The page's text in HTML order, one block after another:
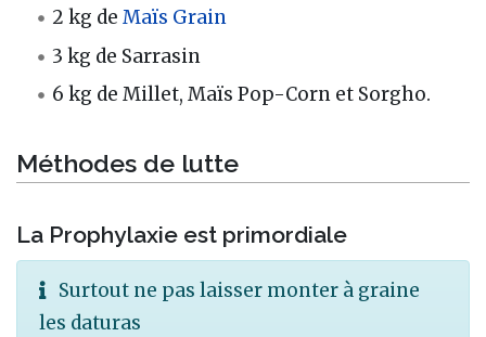
2 kg deMaïs Grain
3 kg de Sarrasin
6 kg de Millet, Maïs Pop-Corn et Sorgho.
Méthodes de lutte
La Prophylaxie est primordiale
Surtout ne pas laisser monter à graine
les daturas